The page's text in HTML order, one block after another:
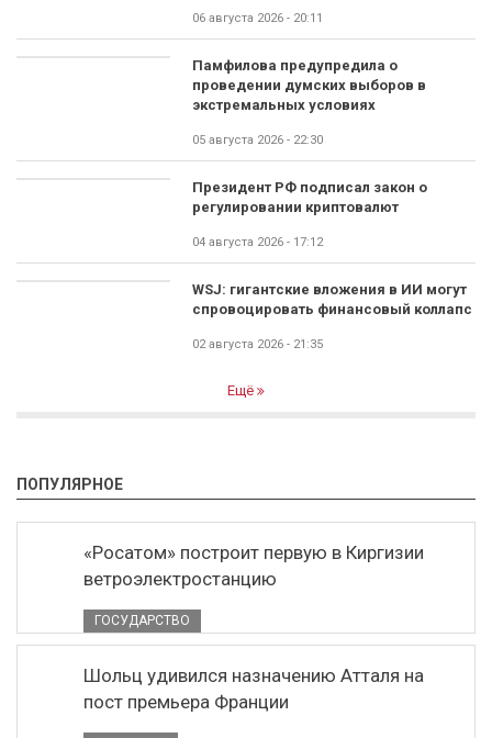
06 августа 2026 - 20:11
Памфилова предупредила о
проведении думских выборов в
экстремальных условиях
05 августа 2026 - 22:30
Президент РФ подписал закон о
регулировании криптовалют
04 августа 2026 - 17:12
WSJ: гигантские вложения в ИИ могут
спровоцировать финансовый коллапс
02 августа 2026 - 21:35
Ещё
ПОПУЛЯРНОЕ
«Росатом» построит первую в Киргизии
ветроэлектростанцию
ГОСУДАРСТВО
Шольц удивился назначению Атталя на
пост премьера Франции